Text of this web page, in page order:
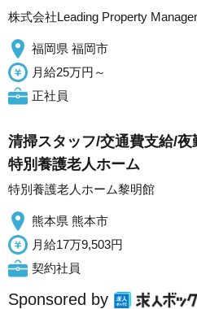
株式会社Leading Property
福岡県 福岡市
月給25万円～
正社員
清掃スタッフ/交通費支給/
特別養護老人ホーム
特別養護老人ホーム黎明館
熊本県 熊本市
月給17万9,503円
契約社員
Sponsored by